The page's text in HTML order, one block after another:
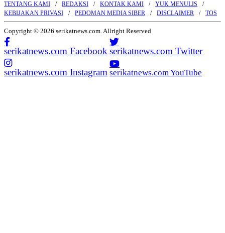
TENTANG KAMI REDAKSI KONTAK KAMI
YUK MENULIS
KEBIJAKAN PRIVASI
PEDOMAN MEDIA SIBER DISCLAIMER TOS
Copyright © 2026 serikatnews.com. Allright Reserved
serikatnews.com Facebook serikatnews.com Twitter
serikatnews.com Instagram serikatnews.com YouTube